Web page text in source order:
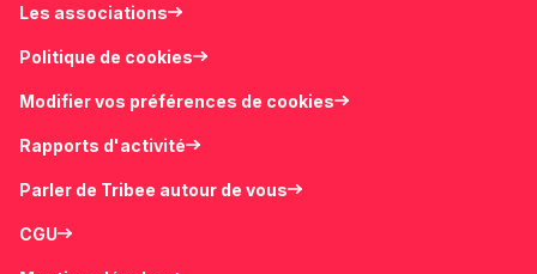
Les associations
Politique de cookies
Modifier vos préférences de cookies
Rapports d'activité
Parler de Tribee autour de vous
CGU